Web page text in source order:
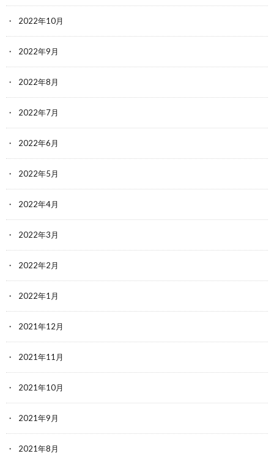
2022年10月
2022年9月
2022年8月
2022年7月
2022年6月
2022年5月
2022年4月
2022年3月
2022年2月
2022年1月
2021年12月
2021年11月
2021年10月
2021年9月
2021年8月